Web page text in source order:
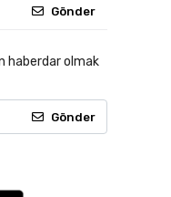
Gönder
haberdar olmak
Gönder